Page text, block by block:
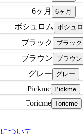
6ヶ月
ボシュロム
ブラック
ブラウン
グレー
Pickme
Toricme